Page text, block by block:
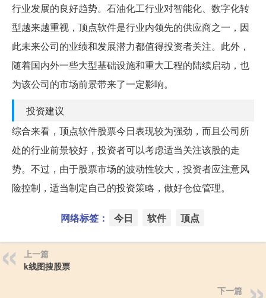
行业发展的良好趋势。石油化工行业对智能化、数字化转
型越来越重视，顶点软件是行业内领先的供应商之一，因
此未来公司的业绩和发展潜力都值得投资者关注。此外，
随着国内外一些大型基础设施和重大工程的陆续启动，也
为该公司的市场前景带来了一定影响。
投资建议
综合来看，顶点软件股票今日表现较为强劲，而且公司所
处的行业前景较好，投资者可以考虑适当关注该股的走
势。不过，由于股票市场的波动性较大，投资者应注意风
险控制，适当制定自己的投资策略，做好仓位管理。
网络标签： 今日 软件 顶点
上一篇
k线图搜股票
下一篇